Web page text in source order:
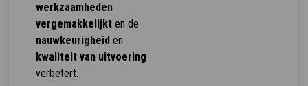
werkzaamheden
vergemakkelijkten de
nauwkeurigheid en
kwaliteit van uitvoering
verbetert.